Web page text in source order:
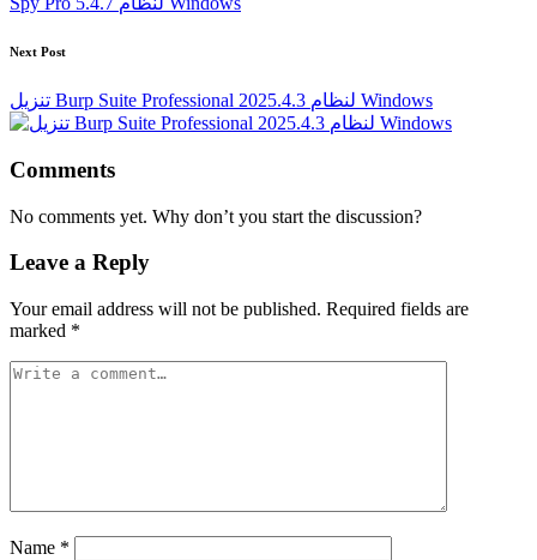
Next Post
تنزيل Burp Suite Professional 2025.4.3 لنظام Windows
Comments
No comments yet. Why don’t you start the discussion?
Leave a Reply
Your email address will not be published. Required fields are
marked *
Name *